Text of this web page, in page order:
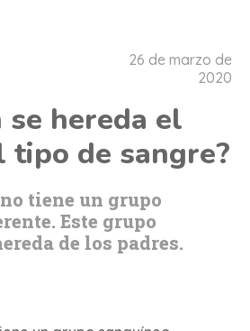
26 de marzo de
2020
se hereda el
tipo de sangre?
tiene un grupo
Este grupo
de los padres.